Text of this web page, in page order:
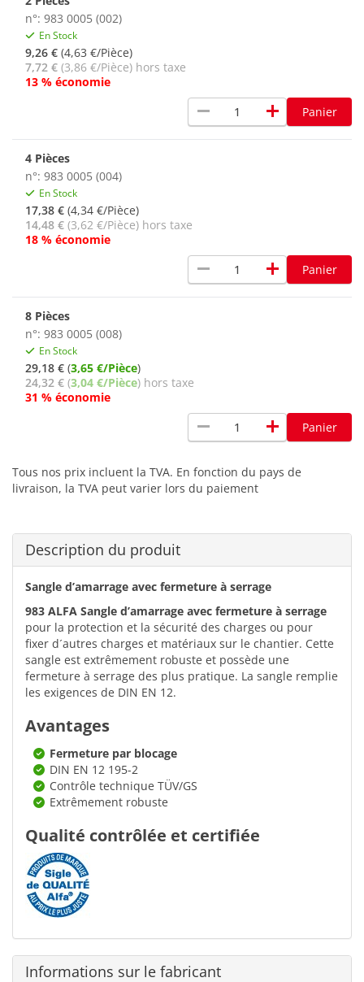
n°: 983 0005 (002)
En Stock
9,26 € (4,63 €/Pièce)
7,72 € (3,86 €/Pièce) hors taxe
13 % économie
remove add Panier
4 Pièces
n°: 983 0005 (004)
En Stock
17,38 € (4,34 €/Pièce)
14,48 € (3,62 €/Pièce) hors taxe
18 % économie
remove add Panier
8 Pièces
n°: 983 0005 (008)
En Stock
29,18 € (3,65 €/Pièce)
24,32 € (3,04 €/Pièce) hors taxe
31 % économie
remove add Panier
Tous nos prix incluent la TVA. En fonction du pays de
livraison, la TVA peut varier lors du paiement
Description du produit
Sangle d’amarrage avec fermeture à serrage
983 ALFA Sangle d’amarrage avec fermeture à serrage
pour la protection et la sécurité des charges ou pour
fixer d´autres charges et matériaux sur le chantier. Cette
sangle est extrêmement robuste et possède une
fermeture à serrage des plus pratique. La sangle remplie
les exigences de DIN EN 12.
Avantages
Fermeture par blocage
DIN EN 12 195-2
Contrôle technique TÜV/GS
Extrêmement robuste
Qualité contrôlée et certifiée
Informations sur le fabricant